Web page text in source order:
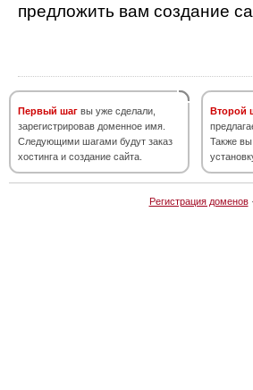
предложить вам создание
Первый шаг вы уже сделали,
зарегистрировав доменное имя.
Следующими шагами будут заказ
хостинга и создание сайта.
Второй
Также вы
Регистрация доменов·